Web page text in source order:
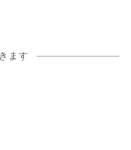
ます